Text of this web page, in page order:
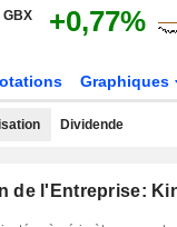
GBX +0,77%
Graphiques
Dividende
de l'Entreprise: